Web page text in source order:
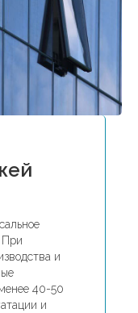
При
и
40-50
и